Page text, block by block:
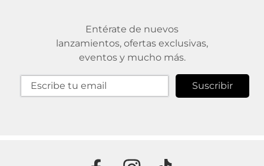
Entérate de nuevos
lanzamientos, ofertas exclusivas,
eventos y mucho más.
Suscribir